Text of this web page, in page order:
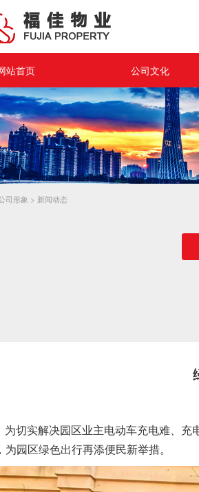
站首页 公司文化
企业理念
企业愿景
员工活动
司形象 > 新闻动态
为切实解决园区业主电动车充电难、
为园区绿色出行再添便民新举措。